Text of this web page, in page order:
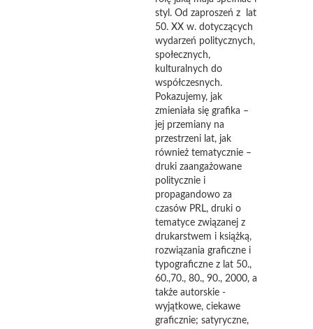
styl. Od zaproszeń z lat
50. XX w. dotyczących
wydarzeń politycznych,
społecznych,
kulturalnych do
współczesnych.
Pokazujemy, jak
zmieniała się grafika –
jej przemiany na
przestrzeni lat, jak
również tematycznie –
druki zaangażowane
politycznie i
propagandowo za
czasów PRL, druki o
tematyce związanej z
drukarstwem i książką,
rozwiązania graficzne i
typograficzne z lat 50.,
60.,70., 80., 90., 2000, a
także autorskie -
wyjątkowe, ciekawe
graficznie; satyryczne,